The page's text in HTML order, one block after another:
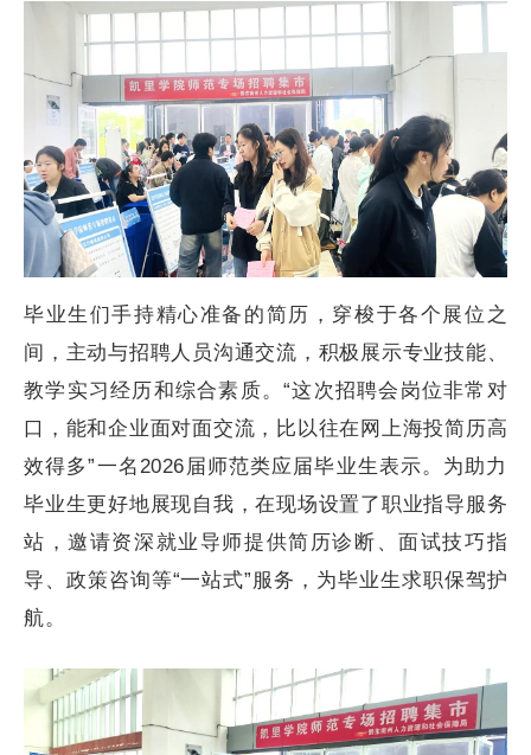
毕业生们手持精心准备的简历，穿梭于各个展位之
间，主动与招聘人员沟通交流，积极展示专业技能、
教学实习经历和综合素质。“这次招聘会岗位非常对
口，能和企业面对面交流，比以往在网上海投简历高
效得多”一名2026届师范类应届毕业生表示。为助力
毕业生更好地展现自我，在现场设置了职业指导服务
站，邀请资深就业导师提供简历诊断、面试技巧指
导、政策咨询等“一站式”服务，为毕业生求职保驾护
航。